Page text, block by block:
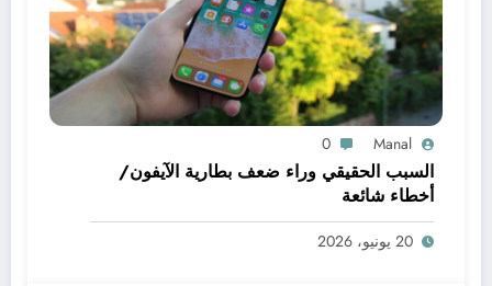
Manal
0
السبب الحقيقي وراء ضعف بطارية الآيفون/
أخطاء شائعة
20 يونيو، 2026